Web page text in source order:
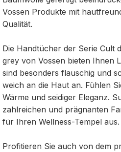
Vossen Produkte mit
Qualität.
Die Handtücher der Serie Cult
grey von Vossen bieten Ihnen
sind besonders flauschig und
weich an die Haut an. Fühlen
Wärme und seidiger Eleganz.
zahlreichen und prägnanten
für Ihren Wellness-Tempel aus.
Profitieren Sie auch von dem